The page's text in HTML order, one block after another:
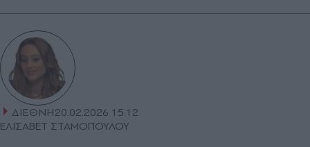
ΔΙΕΘΝΗ20.02.2026 15:12
ΕΛΙΣΑΒΕΤ ΣΤΑΜΟΠΟΥΛΟΥ